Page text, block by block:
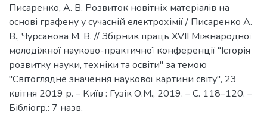
Писаренко, А. В. Розвиток новітніх матеріалів на
основі графену у сучасній електрохімії / Писаренко А.
В., Чурсанова М. В. // Збірник праць ХVІI Міжнародної
молодіжної науково-практичної конференції "Історія
розвитку науки, техніки та освіти" за темою
"Світоглядне значення наукової картини світу", 23
квітня 2019 р. – Київ : Гузік О.М., 2019. – С. 118–120. –
Бібліогр.: 7 назв.